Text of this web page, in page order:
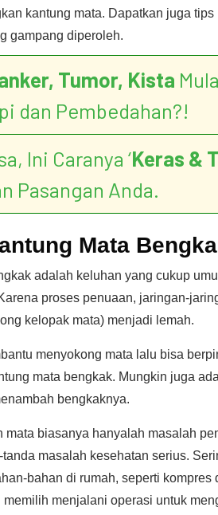
kantung mata. Dapatkan juga
gampang diperoleh.
Tumor, Kista
dan Pembedahan?!
Ini Caranya ‘Keras &
Pasangan Anda.
Mata
adalah keluhan yang cukup
proses penuaan, jaringan-
kelopak mata) menjadi lemah.
menyokong mata lalu bisa
mata bengkak. Mungkin juga
bengkaknya.
mata biasanya hanyalah masalah
masalah kesehatan serius.
bahan di rumah, seperti
memilih menjalani operasi untuk